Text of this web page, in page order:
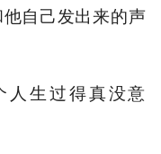
自己发出来的声
人生过得真没意